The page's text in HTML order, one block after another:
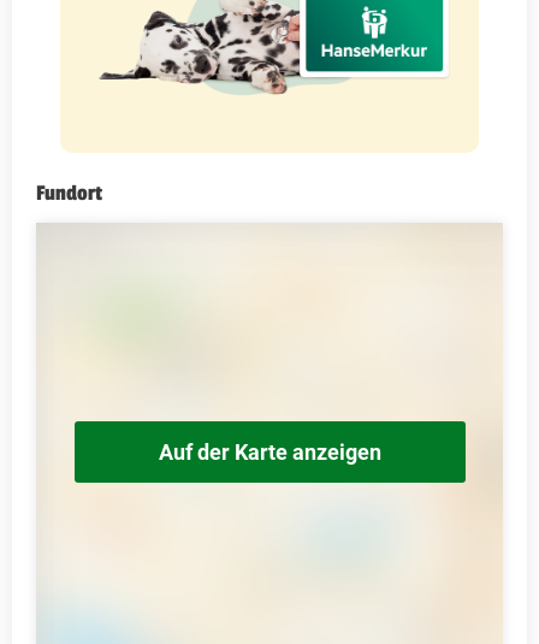
Fundort
Auf der Karte anzeigen